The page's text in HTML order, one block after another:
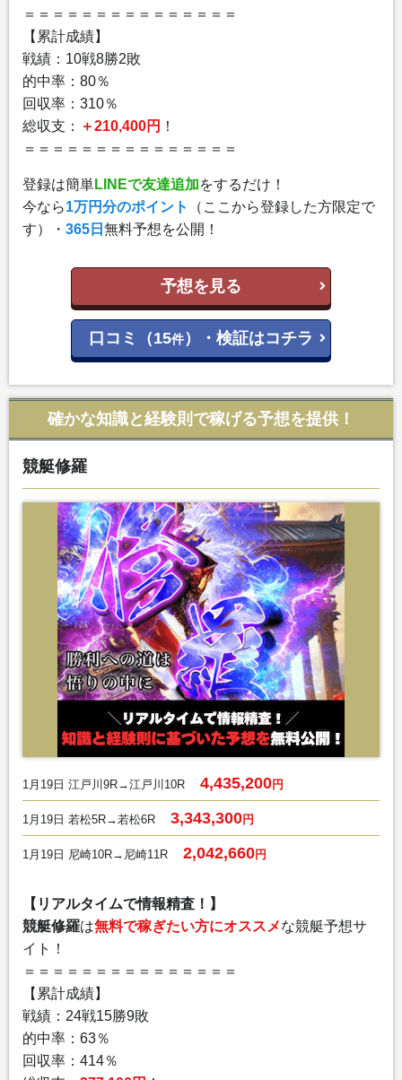
＝＝＝＝＝＝＝＝＝＝＝＝＝＝＝
【累計成績】
戦績：10戦8勝2敗
的中率：80％
回収率：310％
総収支：
＋210,400円 ！
＝＝＝＝＝＝＝＝＝＝＝＝＝＝＝
登録は簡単LINEで友達追加をするだけ！
今なら1万円分のポイント
（ここから登録した方限定で
す）・ 365日 無料予想を公開！
予想を見る
口コミ（15件）・検証はコチラ
確かな知識と経験則で稼げる予想を提供！
競艇修羅
1月19日 江戸川9R→江戸川10R 4,435,200円
1月19日 若松5R→若松6R 3,343,300円
1月19日 尼崎10R→尼崎11R 2,042,660円
【リアルタイムで情報精査！】
競艇修羅は無料で稼ぎたい方にオススメな競艇予想サ
イト！
＝＝＝＝＝＝＝＝＝＝＝＝＝＝＝
【累計成績】
戦績：24戦15勝9敗
的中率：63％
回収率：414％